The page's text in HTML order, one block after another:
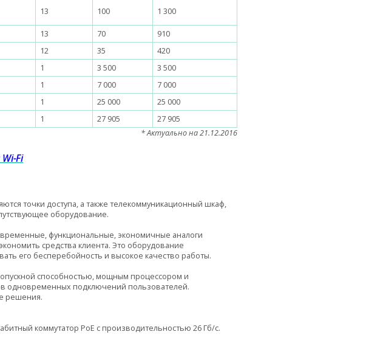
13 100 1 300
13 70
910
12 35
420
1 3 500
3 500
1 7 000
7 000
1 25 000
25 000
1 27 905
27 905
* Актуально на 21.12.2016
Fi
точки доступа, а также телекоммуникационный шкаф,
оборудование.
функциональные, экономичные аналоги
средства клиента. Это оборудование
его бесперебойность и высокое качество работы.
способностью, мощным процессором и
одновременных подключений пользователей.
решения.
коммутатор PoE с производительностью 26 Гб/с.